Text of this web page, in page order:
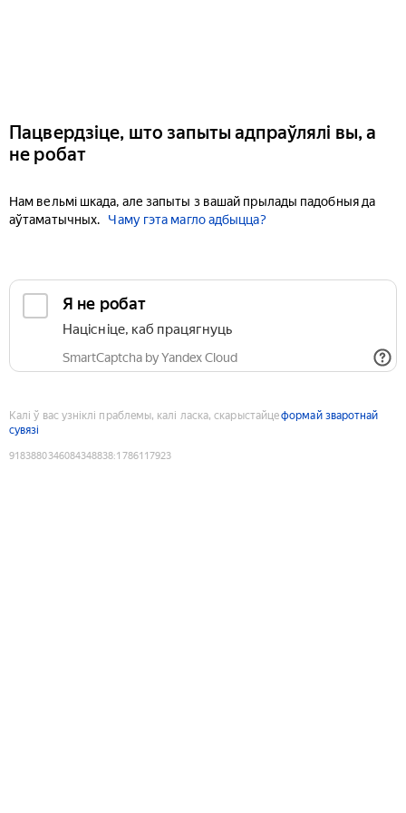
Пацвердзіце, што запыты адпраўлялі вы, а
не робат
Нам вельмі шкада, але запыты з вашай прылады падобныя да
аўтаматычных.
Чаму гэта магло адбыцца?
Я не робат
Націсніце, каб працягнуць
SmartCaptcha by Yandex Cloud
Калі ў вас узніклі праблемы, калі ласка, скарыстайцеформай зваротнай
сувязі
9183880346084348838:1786117923